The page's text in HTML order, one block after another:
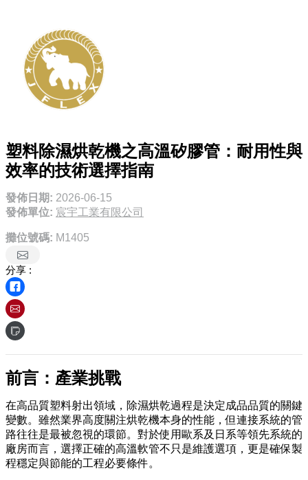
塑料除濕烘乾機之高溫矽膠管：耐用性與
效率的技術選擇指南
發佈日期: 2026-06-15
發佈單位: 宸宇工業有限公司
攤位號碼: M1405
分享 :
前言：產業挑戰
在高品質塑料射出領域，除濕烘乾過程是決定成品品質的關鍵
變數。雖然業界高度關注烘乾機本身的性能，但連接系統的管
路往往是最被忽視的環節。對於使用歐系及日系等領先系統的
廠房而言，選擇正確的高溫軟管不只是維護選項，更是確保製
程穩定與節能的工程必要條件。